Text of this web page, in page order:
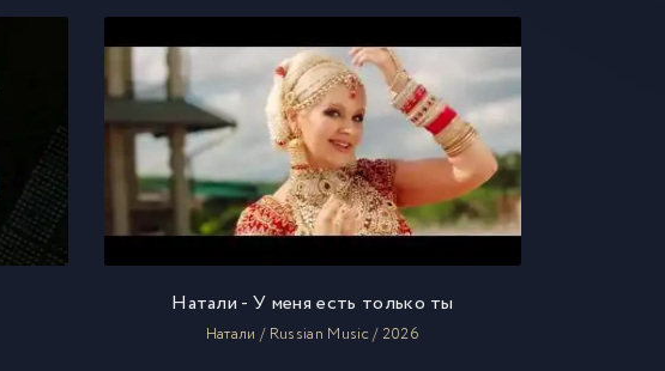
Натали - У меня есть только ты
Натали / Russian Music / 2026